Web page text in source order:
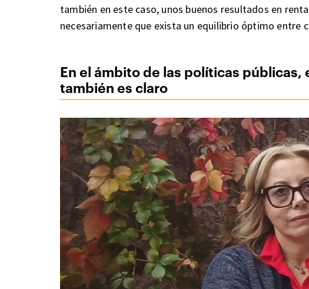
también en este caso, unos buenos resultados en
necesariamente que exista un equilibrio óptimo entre
En el ámbito de las políticas públicas,
también es claro